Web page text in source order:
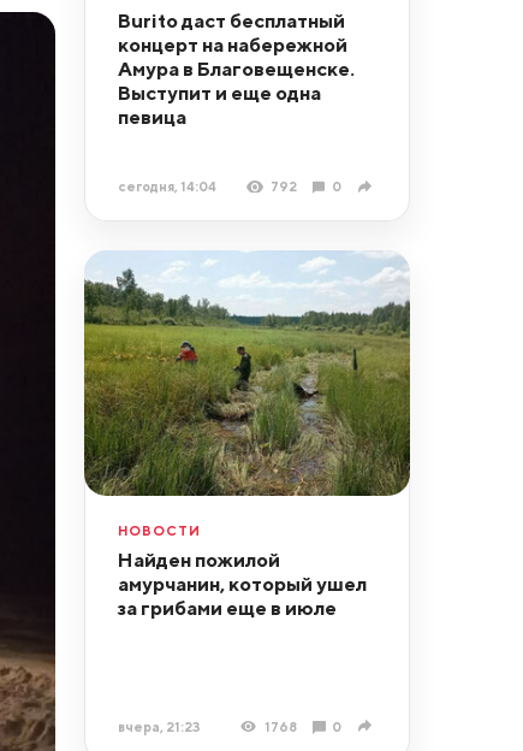
Burito даст бесплатный
концерт на набережной
Амура в Благовещенске.
Выступит и еще одна
певица
сегодня, 14:04 792 0
НОВОСТИ
Найден пожилой
амурчанин, который ушел
за грибами еще в июле
вчера, 21:23 1768 0